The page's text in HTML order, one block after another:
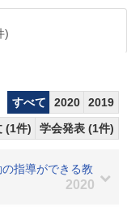
)
すべて 2020
2019
(1件) 学会発表 (1件)
指導ができる教
2020